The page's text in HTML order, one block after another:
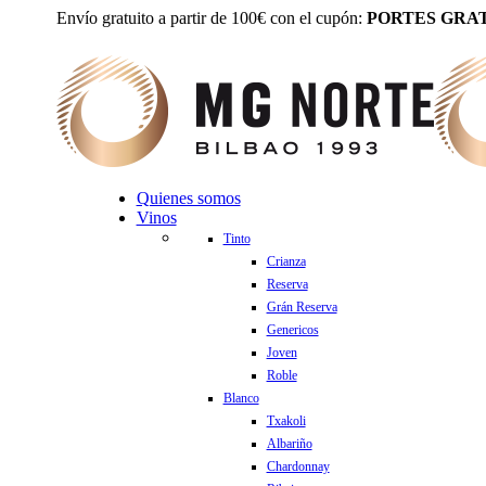
Envío gratuito a partir de 100€ con el cupón: PORTES
Quienes somos
Vinos
Tinto
Crianza
Reserva
Grán Reserva
Genericos
Joven
Roble
Blanco
Txakoli
Albariño
Chardonnay